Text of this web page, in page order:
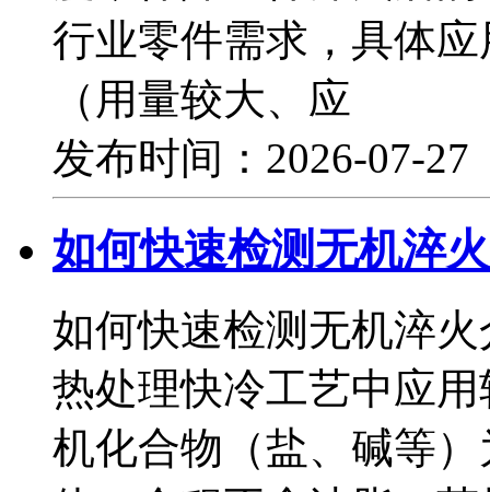
行业零件需求，具体
（用量较大、应
发布时间：2026-07-
如何快速检测无机淬
如何快速检测无机淬
热处理快冷工艺中应
机化合物（盐、碱等